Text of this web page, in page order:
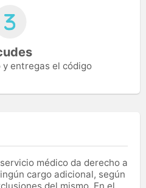
entregas el código
médico da derecho a
cargo adicional, según